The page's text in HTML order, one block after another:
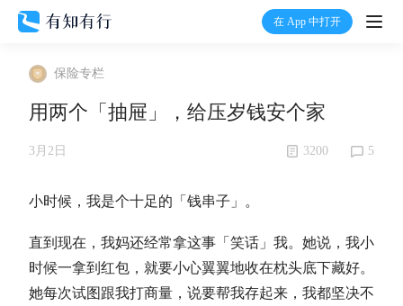
在 App 中打开
打
有行
温度计
保险专栏
用两个「抽屉」，给压岁钱安个家
3月2日 3200 5
小时候，我是个十足的「钱串子」。
直到现在，我妈还经常拿这事「笑话」我。她说，我小
时候一拿到红包，就要小心翼翼地收在枕头底下藏好。
她每次试图跟我打商量，说要帮我存起来，我都坚决不